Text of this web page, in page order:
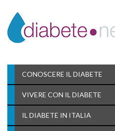
CONOSCERE IL DIABETE
VIVERE CON IL DIABETE
IL DIABETE IN ITALIA